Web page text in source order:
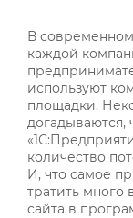
В
каждой
используют
площадки.
догадываются,
количество
И, что самое
тратить
сайта в